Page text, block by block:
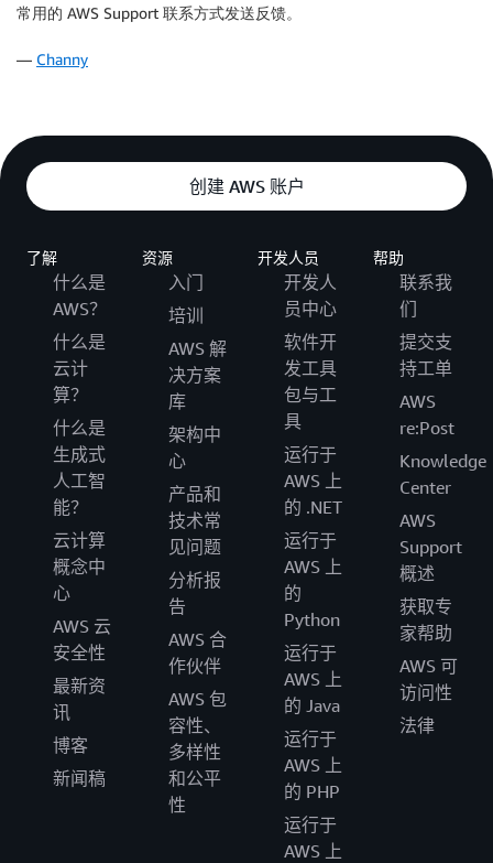
常用的 AWS Support 联系方式发送反馈。
— Channy
创建 AWS 账户
了解
什么是
AWS？
什么是
云计
算？
什么是
生成式
人工智
能？
云计算
概念中
心
AWS 云
安全性
最新资
讯
博客
新闻稿
资源
入门
培训
AWS 解
决方案
库
架构中
心
产品和
技术常
见问题
分析报
告
AWS 合
作伙伴
AWS 包
容性、
多样性
和公平
性
开发人员
开发人
员中心
软件开
发工具
包与工
具
运行于
AWS 上
的 .NET
运行于
AWS 上
的
Python
运行于
AWS 上
的 Java
运行于
AWS 上
的 PHP
运行于
AWS 上
帮助
联系我
们
提交支
持工单
AWS
re:Post
Knowledge
Center
AWS
Support
概述
获取专
家帮助
AWS 可
访问性
法律